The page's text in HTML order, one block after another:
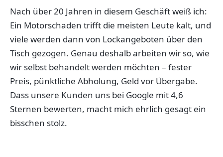
Nach über 20 Jahren in diesem Geschäft weiß ich:
Ein Motorschaden trifft die meisten Leute kalt, und
viele werden dann von Lockangeboten über den
Tisch gezogen. Genau deshalb arbeiten wir so, wie
wir selbst behandelt werden möchten – fester
Preis, pünktliche Abholung, Geld vor Übergabe.
Dass unsere Kunden uns bei Google mit 4,6
Sternen bewerten, macht mich ehrlich gesagt ein
bisschen stolz.